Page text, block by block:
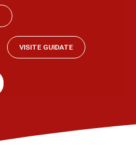
VISITE GUIDATE